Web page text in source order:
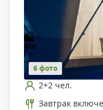
6 фото
2+2 чел.
Завтрак